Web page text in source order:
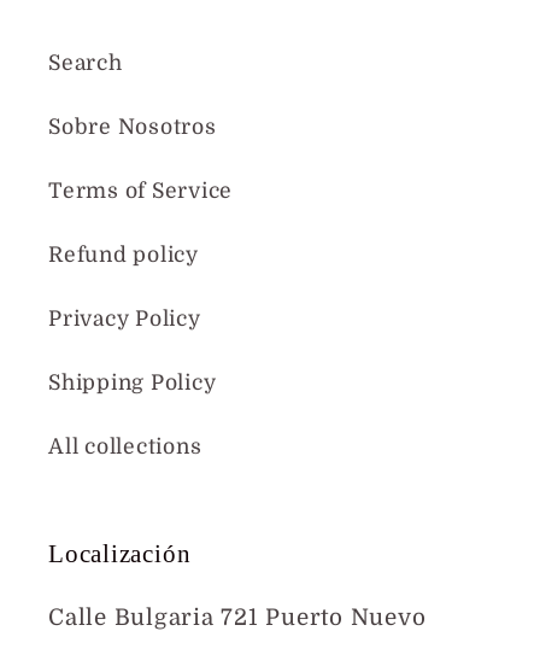
Search
Sobre Nosotros
Terms of Service
Refund policy
Privacy Policy
Shipping Policy
All collections
Localización
Calle Bulgaria 721 Puerto Nuevo